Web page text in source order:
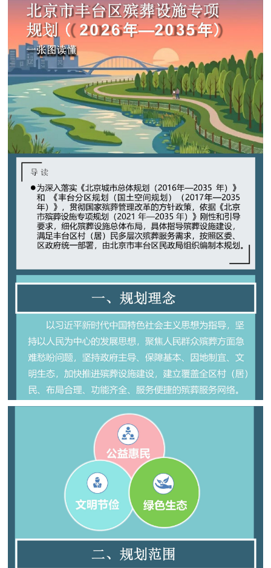
政策兑现 政策解读 回应关切
决策公开
政务服务
个人服务 法人服务 部门服务
便民服务 利企服务 投资项目
中介服务
政民互动
12345网上接诉即办 我要咨询 我要建议
参与调查 在线访谈 图说互动
绿色北京 图说北京 视频北京
多语种
한국어
FRANÇAIS РУССКИЙ ЯЗЫК
ESPAÑOL العربية PORTUGUÊS
ITALIANO